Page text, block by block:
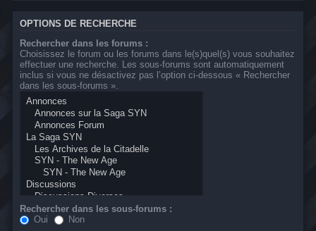
OPTIONS DE RECHERCHE
Rechercher dans les forums :
Choisissez le forum ou les forums dans le(s)quel(s) vous souhaitez
effectuer une recherche. Les sous-forums sont automatiquement
inclus si vous ne désactivez pas l’option ci-dessous « Rechercher
dans les sous-forums ».
Rechercher dans les sous-forums :
Oui
Non